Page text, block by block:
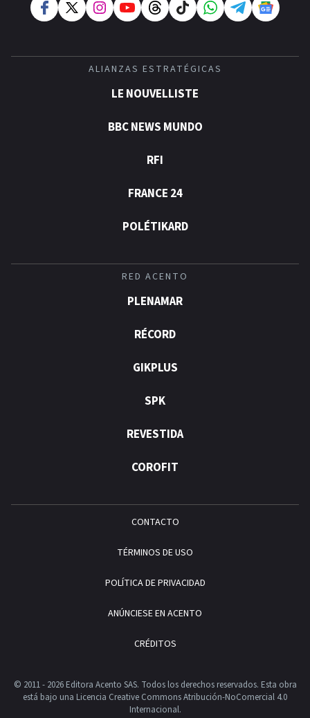
ALIANZAS ESTRATÉGICAS
LE NOUVELLISTE
BBC NEWS MUNDO
RFI
FRANCE 24
POLÉTIKARD
RED ACENTO
PLENAMAR
RÉCORD
GIKPLUS
SPK
REVESTIDA
COROFIT
CONTACTO
TÉRMINOS DE USO
POLÍTICA DE PRIVACIDAD
ANÚNCIESE EN ACENTO
CRÉDITOS
© 2011 - 2026 Editora Acento SAS. Todos los derechos reservados. Esta obra
está bajo una Licencia Creative Commons Atribución-NoComercial 4.0
Internacional.